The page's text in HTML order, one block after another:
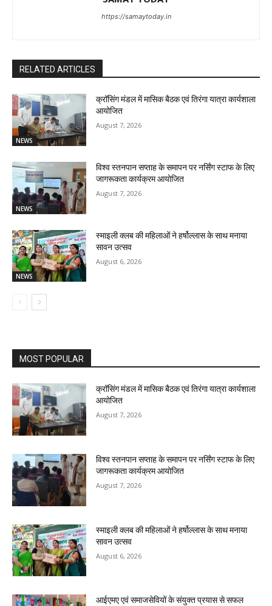
https://samaytoday.in
RELATED ARTICLES
NEWS
क्रॉसिंग मंडल में मासिक बैठक एवं तिरंगा यात्रा कार्यशाला
आयोजित
August 7, 2026
NEWS
विश्व स्तनपान सप्ताह के समापन पर नर्सिंग स्टाफ के लिए
जागरूकता कार्यक्रम आयोजित
August 7, 2026
NEWS
स्माइली क्लब की महिलाओं ने हर्षोल्लास के साथ मनाया
सावन उत्सव
August 6, 2026
MOST POPULAR
क्रॉसिंग मंडल में मासिक बैठक एवं तिरंगा यात्रा कार्यशाला
आयोजित
August 7, 2026
विश्व स्तनपान सप्ताह के समापन पर नर्सिंग स्टाफ के लिए
जागरूकता कार्यक्रम आयोजित
August 7, 2026
स्माइली क्लब की महिलाओं ने हर्षोल्लास के साथ मनाया
सावन उत्सव
August 6, 2026
आईएमए एवं समाजसेवियों के संयुक्त प्रयास से सफल